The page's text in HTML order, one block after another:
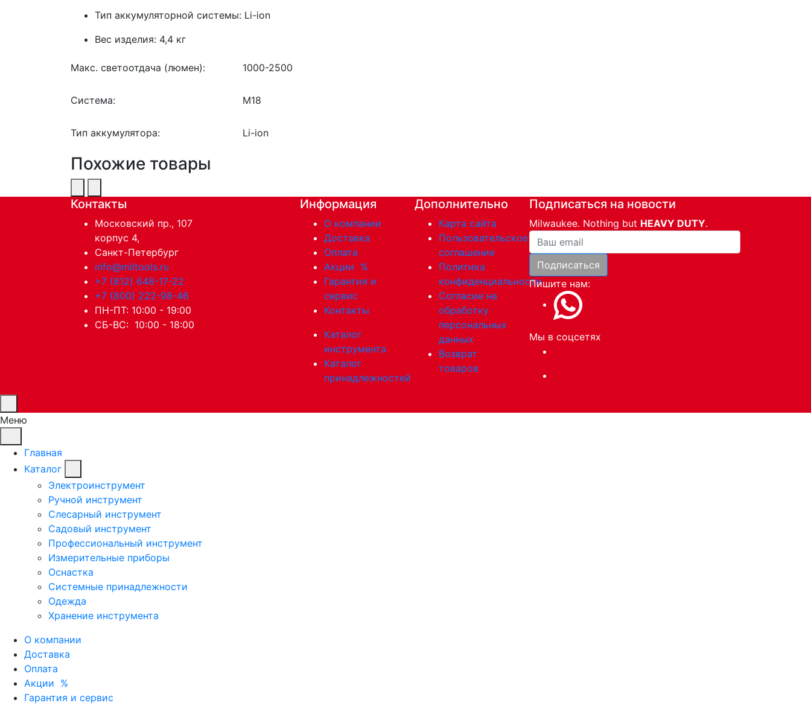
Тип аккумуляторной системы: Li-ion
Вес изделия: 4,4 кг
Макс. светоотдача (люмен): 1000-2500
Система: M18
Тип аккумулятора: Li-ion
Похожие товары
Контакты
Московский пр., 107
корпус 4,
Санкт-Петербург
info@miltools.ru
+7 (812) 648-17-22
+7 (800) 222-98-46
ПН-ПТ: 10:00 - 19:00
СБ-ВС: 10:00 - 18:00
Информация
О компании
Доставка
Оплата
Акции %
Гарантия и
сервис
Контакты
Каталог
инструмента
Каталог
принадлежностей
Дополнительно
Карта сайта
Пользовательское
соглашение
Политика
конфиденциальности
Согласие на
обработку
персональных
данных
Возврат
товаров
Подписаться на новости
Milwaukee. Nothing but HEAVY DUTY.
Ваша почта
Подписаться
Пишите нам:
Мы в соцсетях
Меню
Главная
Каталог
Электроинструмент
Ручной инструмент
Слесарный инструмент
Садовый инструмент
Профессиональный инструмент
Измерительные приборы
Оснастка
Системные принадлежности
Одежда
Хранение инструмента
О компании
Доставка
Оплата
Акции %
Гарантия и сервис